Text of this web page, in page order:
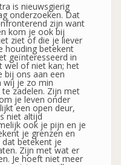
is nieuwsgierig
onderzoeken. Dat
zijn want
kom je ook bij
ziet of die je liever
houding betekent
geïnteresseerd in
wel of niet kan; het
bij ons aan een
wij je zo min
zadelen. Zijn met
je leven onder
een open deur,
niet altijd
ook je pijn en je
je grenzen en
dat betekent je
Zijn met wat er
Je hoeft niet meer